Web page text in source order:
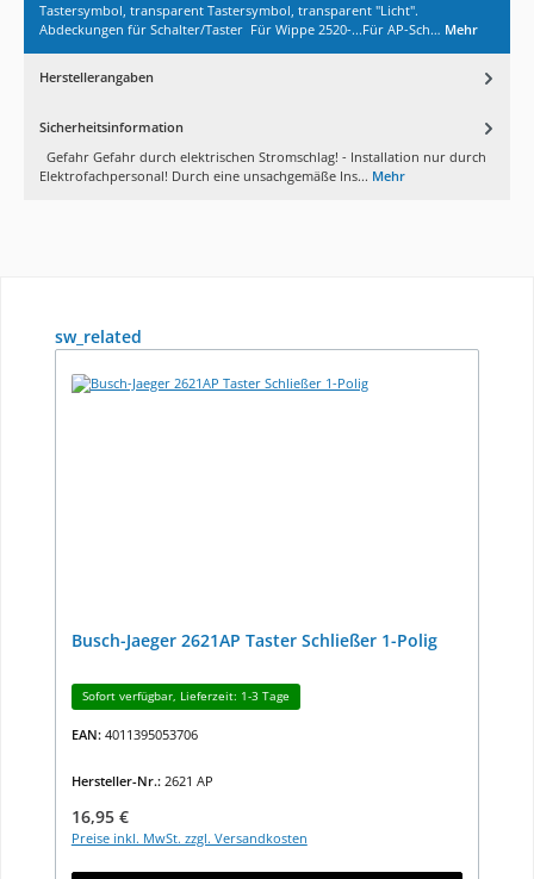
Tastersymbol, transparent Tastersymbol, transparent "Licht".
Abdeckungen für Schalter/Taster Für Wippe 2520-...Für AP-Sch… Mehr
Herstellerangaben
Sicherheitsinformation
Gefahr Gefahr durch elektrischen Stromschlag! - Installation nur durch
Elektrofachpersonal! Durch eine unsachgemäße Ins... Mehr
Produktgalerie überspringen
sw_related
Busch-Jaeger 2621AP Taster Schließer 1-Polig
Sofort verfügbar, Lieferzeit: 1-3 Tage
EAN: 4011395053706
Hersteller-Nr.: 2621 AP
Regulärer Preis:
16,95 €
Preise inkl. MwSt. zzgl. Versandkosten